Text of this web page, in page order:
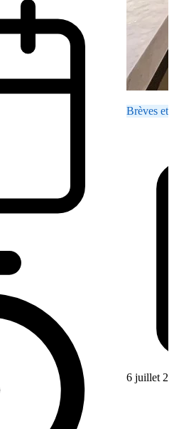
Brèves et
6 juillet